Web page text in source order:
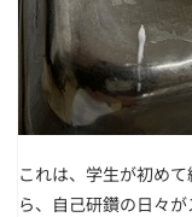
これは、学生が初め
ら、自己研鑽の日々が